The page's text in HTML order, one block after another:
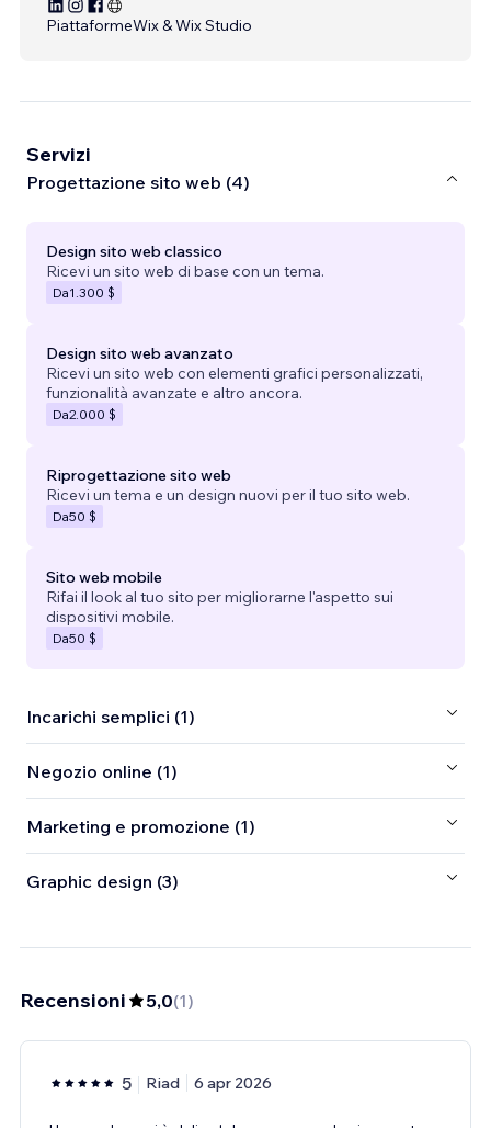
PiattaformeWix & Wix Studio
Servizi
Progettazione sito web (4)
Design sito web classico
Ricevi un sito web di base con un tema.
Da1.300 $
Design sito web avanzato
Ricevi un sito web con elementi grafici personalizzati,
funzionalità avanzate e altro ancora.
Da2.000 $
Riprogettazione sito web
Ricevi un tema e un design nuovi per il tuo sito web.
Da50 $
Sito web mobile
Rifai il look al tuo sito per migliorarne l'aspetto sui
dispositivi mobile.
Da50 $
Incarichi semplici (1)
Negozio online (1)
Marketing e promozione (1)
Graphic design (3)
Recensioni 5,0(1)
5 Riad 6 apr 2026